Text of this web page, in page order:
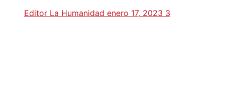
Editor La Humanidad enero 17, 2023 3